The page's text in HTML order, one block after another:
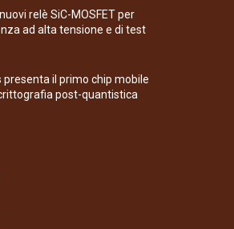
relè SiC-MOSFET per
ad alta tensione e di test
il primo chip mobile
post-quantistica